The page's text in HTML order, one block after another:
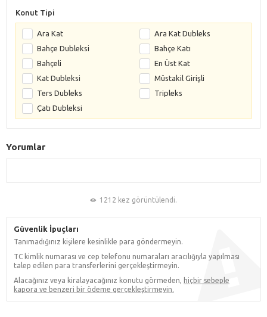
Konut Tipi
Ara Kat
Ara Kat Dubleks
Bahçe Dubleksi
Bahçe Katı
Bahçeli
En Üst Kat
Kat Dubleksi
Müstakil Girişli
Ters Dubleks
Tripleks
Çatı Dubleksi
Yorumlar
1212 kez görüntülendi.
Güvenlik İpuçları
Tanımadığınız kişilere kesinlikle para göndermeyin.
TC kimlik numarası ve cep telefonu numaraları aracılığıyla yapılması
talep edilen para transferlerini gerçekleştirmeyin.
Alacağınız veya kiralayacağınız konutu görmeden, hiçbir sebeple
kapora ve benzeri bir ödeme gerçekleştirmeyin.